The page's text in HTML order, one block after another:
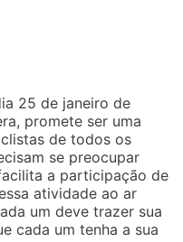
25 de janeiro de
promete ser uma
de todos os
se preocupar
a participação de
atividade ao ar
um deve trazer sua
cada um tenha a sua